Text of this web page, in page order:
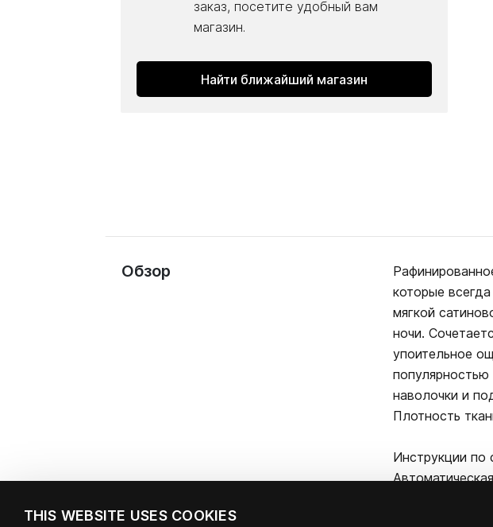
THIS WEBSITE USES COOKIES
заказ, посетите удобный вам
магазин.
Найти ближайший магазин
Обзор
которые
мягкой
ночи.
упоительное
наволочки и
Плотность
Инструкции по